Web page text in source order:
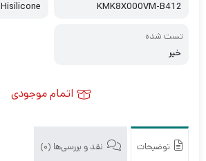
KMK8X000VM-B412
Hisilicone
تست شده
خیر
اتمام موجودی
توضیحات نقد و بررسی‌ها (0)